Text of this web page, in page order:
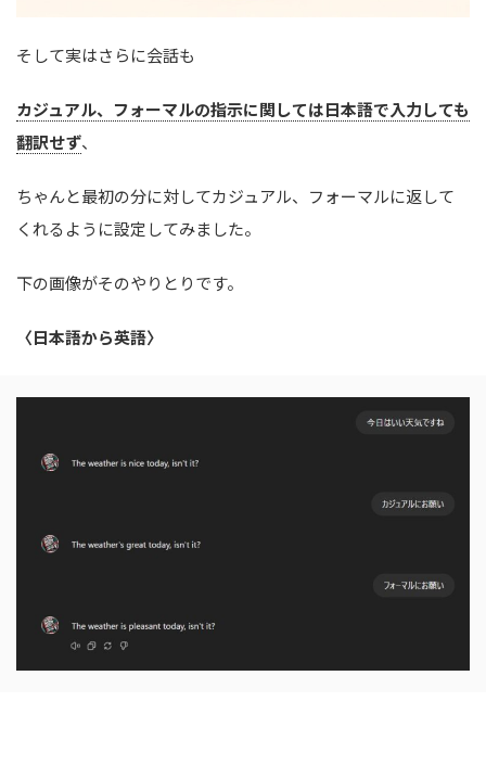
そして実はさらに会話も
カジュアル、フォーマルの指示に関しては日本語で入力しても
翻訳せず、
ちゃんと最初の分に対してカジュアル、フォーマルに返して
くれるように設定してみました。
下の画像がそのやりとりです。
〈日本語から英語〉